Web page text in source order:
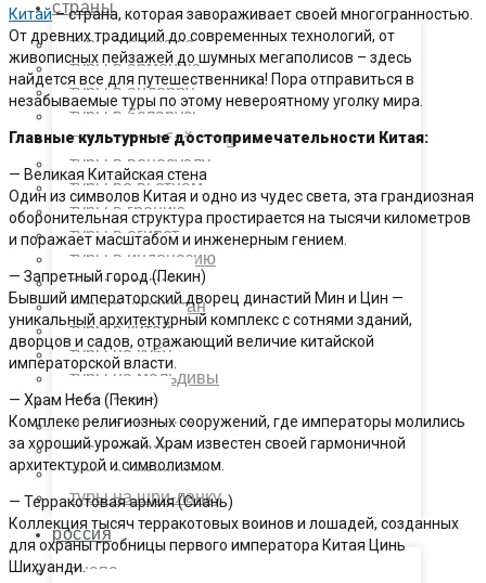
страны
туры в абхазию
туры в армению
туры в андорру
туры в беларусь
туры в азербайджан
туры в венесуэлу
туры во вьетнам
туры в грецию
туры в египет
туры в индонезию
туры в индию
туры в казахстан
туры в китай
туры на кубу
туры на мальдивы
туры в оаэ
туры в таиланд
туры в турцию
туры в узбекистан
туры на шри-ланку
россия
анапа
Китай– страна, которая завораживает своей многогранностью.
От древних традиций до современных технологий, от
живописных пейзажей до шумных мегаполисов – здесь
найдется все для путешественника! Пора отправиться в
незабываемые туры по этому невероятному уголку мира.
Главные культурные достопримечательности Китая:
— Великая Китайская стена
Один из символов Китая и одно из чудес света, эта грандиозная
оборонительная структура простирается на тысячи километров
и поражает масштабом и инженерным гением.
— Запретный город (Пекин)
Бывший императорский дворец династий Мин и Цин —
уникальный архитектурный комплекс с сотнями зданий,
дворцов и садов, отражающий величие китайской
императорской власти.
— Храм Неба (Пекин)
Комплекс религиозных сооружений, где императоры молились
за хороший урожай. Храм известен своей гармоничной
архитектурой и символизмом.
— Терракотовая армия (Сиань)
Коллекция тысяч терракотовых воинов и лошадей, созданных
для охраны гробницы первого императора Китая Цинь
Шихуанди.